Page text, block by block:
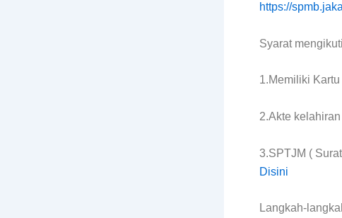
https://
Syarat
1.Memiliki
2.Akte
3.SPTJM (
Disini
Langkah-